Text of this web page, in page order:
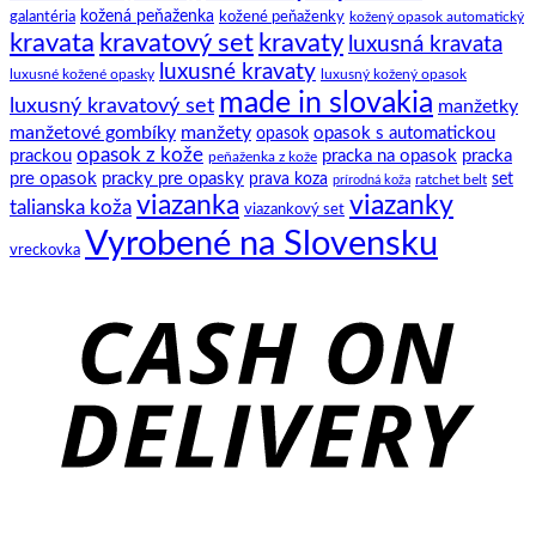
motýlik
galantéria kožená peňaženka kožené peňaženky kožený opasok automatický
kravata kravatový set kravaty luxusná kravata
luxusné kožené opasky luxusné kravaty luxusný kožený opasok
luxusný kravatový set made in slovakia manžetky
manžetové gombíky manžety opasok opasok s automatickou
prackou opasok z kože peňaženka z kože pracka na opasok pracka
pre opasok pracky pre opasky prava koza prírodná koža ratchet belt set
talianska koža viazanka viazankový set viazanky
vreckovka Vyrobené na Slovensku